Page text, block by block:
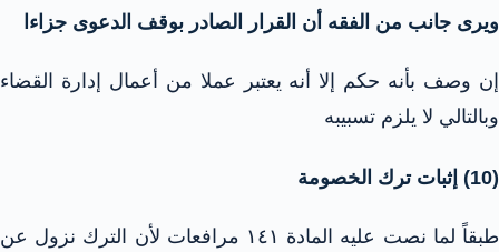
ويرى جانب من الفقه أن القرار الصادر بوقف الدعوى جزاءا
إن وصف بأنه حكم إلا أنه يعتبر عملا من أعمال إدارة القضاء
وبالتالي لا يلزم تسبيبه
(10) إثبات ترك الخصومة
طبقاً لما نصت عليه المادة ١٤١ مرافعات لأن الترك نزول عن